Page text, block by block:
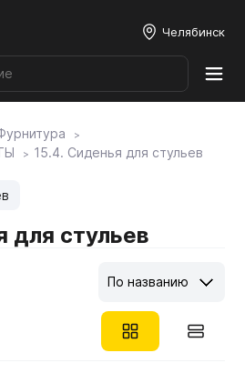
Челябинск
15.4. Сиденья для стульев
для стульев
По названию